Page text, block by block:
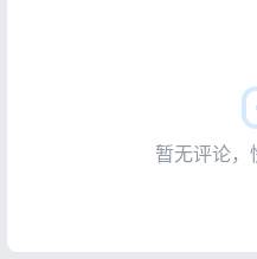
暂无评论，